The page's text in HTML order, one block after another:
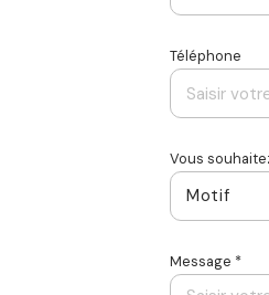
Téléphone
Vous
Motif
Message *